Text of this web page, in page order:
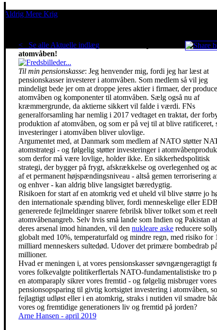
Aldrig Mere Krig
< Se alle Aktuelle indlæg
atomvåben!
Til min pensionskasse: Jeg henvender mig, fordi jeg har læst at
pensionskasser investerer i atomvåben. Som medlem så vil jeg
mindeligt bede jer om at droppe jeres aktier i firmaer, der
atomvåben og komponenter til atomvåben. Sælg også nu af
kræmmergrunde, da aktierne sikkert vil falde i værdi. FNs
generalforsamling har nemlig i 2017 vedtaget en traktat, der
produktion af atomvåben, og som er på vej til at blive ratificeret,
investeringer i atomvåben bliver ulovlige.
Argumentet med, at Danmark som medlem af NATO støtter
atomstrategi - og følgelig støtter investeringer i
som derfor må være lovlige, holder ikke. En sikkerhedspolitisk
strategi, der bygger på frygt, afskrækkelse og overlegenhed og
af et permanent højspændingsniveau - altså gemen terrorisering
og enhver - kan aldrig blive langsigtet bæredygtig.
Risikoen for start af en atomkrig ved et uheld vil blive større jo
den internationale spænding bliver, fordi menneskelige eller
genererede fejlmeldinger snarere febrilsk bliver tolket som et reelt
atomvåbenangreb. Selv hvis små lande som Indien og Pakistan
deres arsenal imod hinanden, vil den nukleare aske reducere
globalt med 10%, temperaturfald og mindre regn, med risiko for
milliard menneskers sultedød. Udover det primære bombedrab
millioner.
Hvad er meningen i, at vores pensionskasser søvngængeragtigt
vores folkevalgte politikerflertals NATO-fundamentalistiske tro
en atomparaply sikrer vores fremtid - og følgelig misbruger vores
pensionsopsparing til givtig kortsigtet investering i atomvåben,
fejlagtigt udløst eller i en atomkrig, straks i nutiden vil smadre
vores og fremtidige generationers liv og fremtid på jorden?
Arne Hansen - april 2019